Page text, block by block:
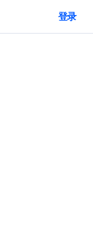
采取行动。
登录